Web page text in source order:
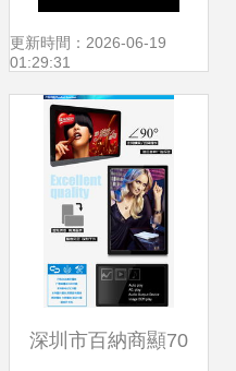
化知識產權運用助
推計算機軟件研發
高飛
更新時間：2026-06-19
01:29:31
深圳市百納商顯70